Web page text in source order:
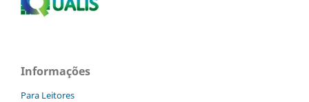
Informações
Para Leitores